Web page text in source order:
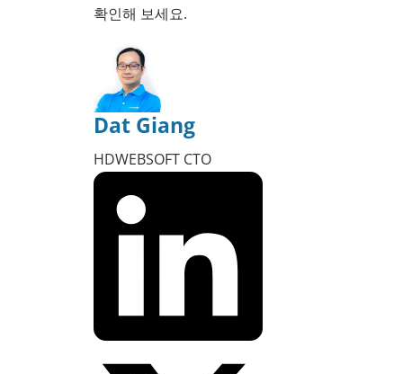
확인해 보세요.
Dat Giang
HDWEBSOFT CTO